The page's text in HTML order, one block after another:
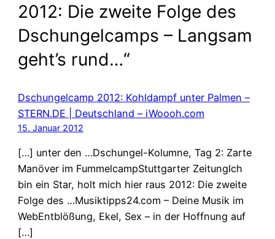
2012: Die zweite Folge des
Dschungelcamps – Langsam
geht’s rund…“
Dschungelcamp 2012: Kohldampf unter Palmen –
STERN.DE | Deutschland – iWoooh.com
15. Januar 2012
[…] unter den …Dschungel-Kolumne, Tag 2: Zarte
Manöver im FummelcampStuttgarter ZeitungIch
bin ein Star, holt mich hier raus 2012: Die zweite
Folge des …Musiktipps24.com – Deine Musik im
WebEntblößung, Ekel, Sex – in der Hoffnung auf
[…]